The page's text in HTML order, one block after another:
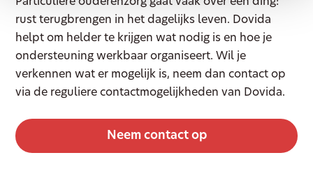
rust terugbrengen in het dagelijks leven. Dovida
helpt om helder te krijgen wat nodig is en hoe je
ondersteuning werkbaar organiseert. Wil je
verkennen wat er mogelijk is, neem dan contact op
via de reguliere contactmogelijkheden van Dovida.
Neem contact op